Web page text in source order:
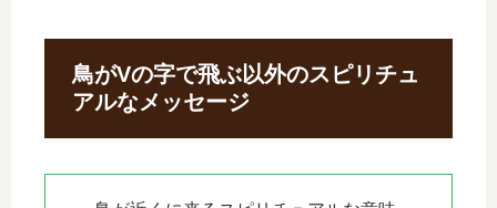
鳥がVの字で飛ぶ以外のスピリチュ
アルなメッセージ